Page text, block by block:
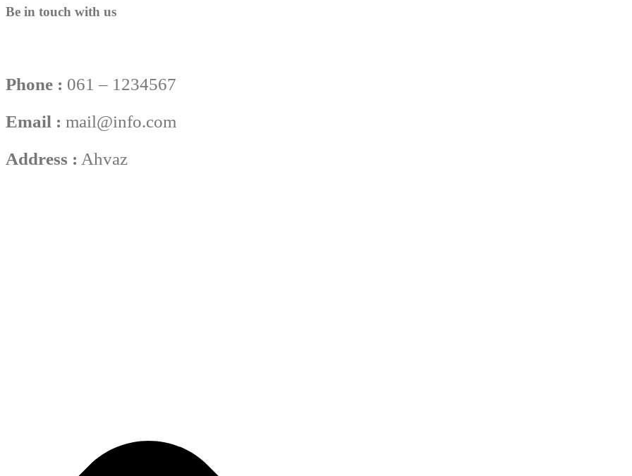
Be in touch with us
Phone : 061 – 1234567
Email : mail@info.com
Address : Ahvaz